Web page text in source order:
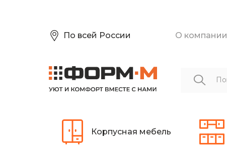
По всей России О компании
Корпусная мебель